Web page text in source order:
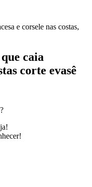
caia
corte evasê